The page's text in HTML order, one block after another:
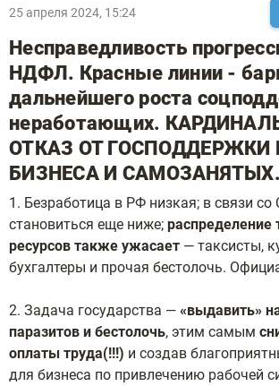
25 апреля 2024, 15:24
Несправедливость
НДФЛ. Красные линии -
дальнейшего роста
неработающих.
ОТКАЗ ОТ ГОСПОДДЕРЖКИ
БИЗНЕСА И САМОЗАНЯТЫХ.
1. Безработица в РФ низкая; в связи со
становиться еще ниже; распределение
ресурсов также ужасает — таксисты,
бухгалтеры и прочая бестолочь.
2. Задача государства — «выдавить»
паразитов и бестолочь, этим самым
оплаты труда(!!!) и создав
для бизнеса по привлечению рабочей